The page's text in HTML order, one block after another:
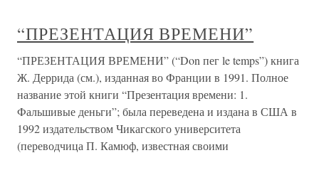
“ПРЕЗЕНТАЦИЯ ВРЕМЕНИ”
“ПРЕЗЕНТАЦИЯ ВРЕМЕНИ” (“Don пег le temps”) книга
Ж. Деррида (см.), изданная во Франции в 1991. Полное
название этой книги “Презентация времени: 1.
Фальшивые деньги”; была переведена и издана в США в
1992 издательством Чикагского университета
(переводчица П. Камюф, известная своими